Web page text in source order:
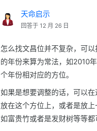
天命启示
回答于 12 月 26 日
怎么找文昌位并不复杂，可
的年份来算为常法，如2010
个年份相对应的方位。
如果是想要调整的话，可以
放在这个方位上，或者是放
如富贵竹或者是发财树等等都